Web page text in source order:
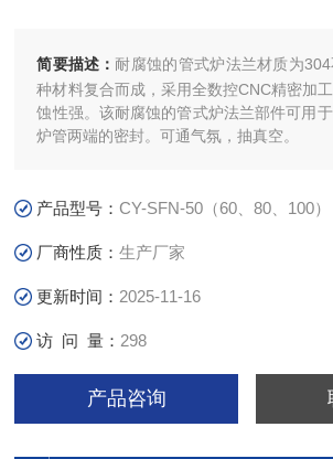
简要描述： 耐腐蚀的管式炉法兰材质为
种材料复合而成，采用全数控CNC精密加
蚀性强。该耐腐蚀的管式炉法兰部件可用
炉管两端的密封。可通气氛，抽真空。
产品型号：CY-SFN-50（60、80、100）
厂商性质：生产厂家
更新时间： 2025-11-16
访 问 量： 298
产品咨询